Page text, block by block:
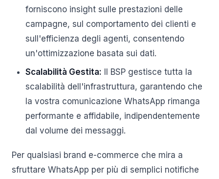
forniscono insight sulle prestazioni delle
campagne, sul comportamento dei clienti e
sull'efficienza degli agenti, consentendo
un'ottimizzazione basata sui dati.
Scalabilità Gestita: Il BSP gestisce tutta la
scalabilità dell'infrastruttura, garantendo che
la vostra comunicazione WhatsApp rimanga
performante e affidabile, indipendentemente
dal volume dei messaggi.
Per qualsiasi brand e-commerce che mira a
sfruttare WhatsApp per più di semplici notifiche